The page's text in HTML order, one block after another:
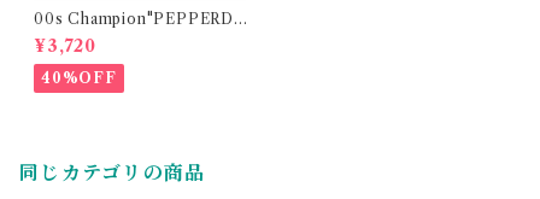
00s Champion"PEPPERDI
NE" college print t-shirt
¥3,720
40%OFF
同じカテゴリの商品